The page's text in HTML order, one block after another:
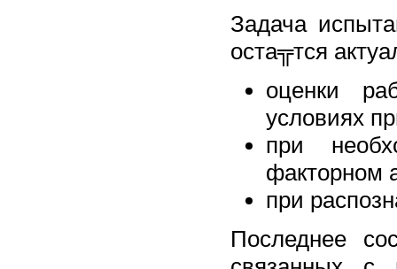
Задача
оста╦тся
оценки
условиях
при
факторном
при
Последнее